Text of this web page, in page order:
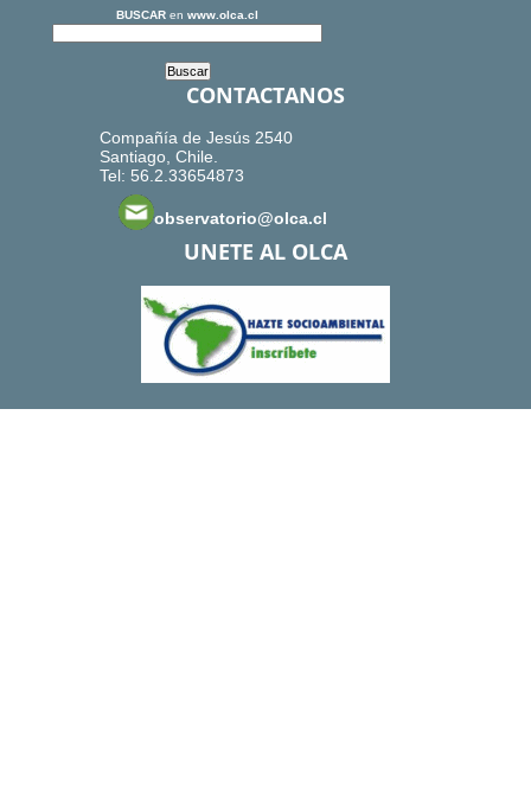
BUSCAR en www.olca.cl
CONTACTANOS
Compañía de Jesús 2540
Santiago, Chile.
Tel: 56.2.33654873
observatorio@olca.cl
UNETE AL OLCA